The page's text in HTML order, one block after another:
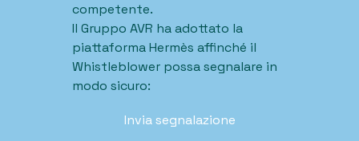
competente.
Il Gruppo AVR ha adottato la
piattaforma Hermès affinché il
Whistleblower possa segnalare in
modo sicuro:
Invia segnalazione